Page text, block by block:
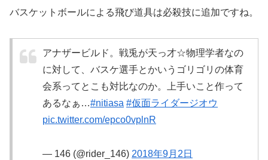
バスケットボールによる飛び道具は必殺技に追加ですね。
アナザービルド。戦兎が天っ才☆物理学者なの
に対して、バスケ選手とかいうゴリゴリの体育
会系ってとこも対比なのか。上手いこと作って
あるなぁ…#nitiasa #仮面ライダージオウ
pic.twitter.com/epco0vplnR
— 146 (@rider_146) 2018年9月2日